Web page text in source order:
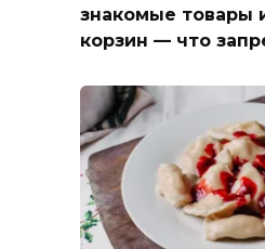
знакомые товары
корзин — что